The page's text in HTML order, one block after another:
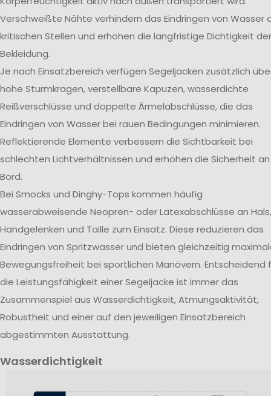
Verschweißte Nähte verhindern das Eindringen von Wasser
kritischen Stellen und erhöhen die langfristige Dichtigkeit der
Bekleidung.
Je nach Einsatzbereich verfügen Segeljacken zusätzlich
hohe Sturmkragen, verstellbare Kapuzen, wasserdichte
Reißverschlüsse und doppelte Ärmelabschlüsse, die das
Eindringen von Wasser bei rauen Bedingungen minimieren.
Reflektierende Elemente verbessern die Sichtbarkeit bei
schlechten Lichtverhältnissen und erhöhen die Sicherheit an
Bord.
Bei Smocks und Dinghy-Tops kommen häufig
wasserabweisende Neopren- oder Latexabschlüsse an Hals,
Handgelenken und Taille zum Einsatz. Diese reduzieren das
Eindringen von Spritzwasser und bieten gleichzeitig
Bewegungsfreiheit bei sportlichen Manövern. Entscheidend
die Leistungsfähigkeit einer Segeljacke ist immer das
Zusammenspiel aus Wasserdichtigkeit, Atmungsaktivität,
Robustheit und einer auf den jeweiligen Einsatzbereich
abgestimmten Ausstattung.
Wasserdichtigkeit